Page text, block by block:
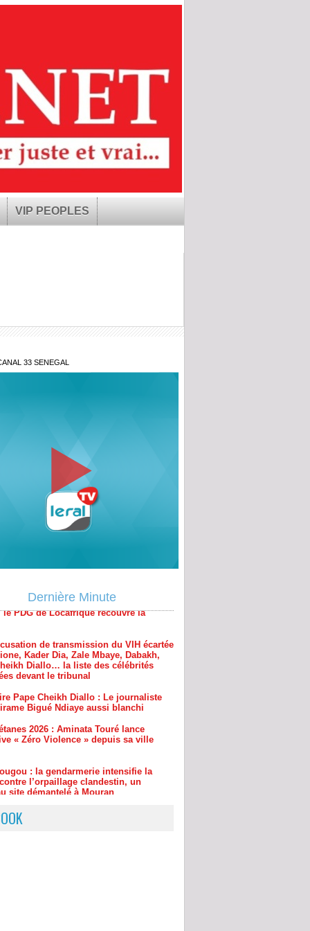
VIP PEOPLES
33 SENEGAL
Dernière Minute
: Les populations dénoncent le non-
des engagements relatifs au projet
le PDG de Locafrique recouvre la
de transmission du VIH écartée
Kader Dia, Zale Mbaye, Dabakh,
Pape Cheikh Diallo : Le journaliste
Bigué Ndiaye aussi blanchi
« Zéro Violence » depuis sa ville
: la gendarmerie intensifie la
l’orpaillage clandestin, un